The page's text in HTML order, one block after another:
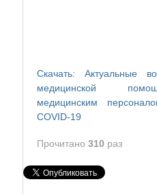
Скачать: Актуальные
медицинской
медицинским
COVID-19
Прочитано 310 раз